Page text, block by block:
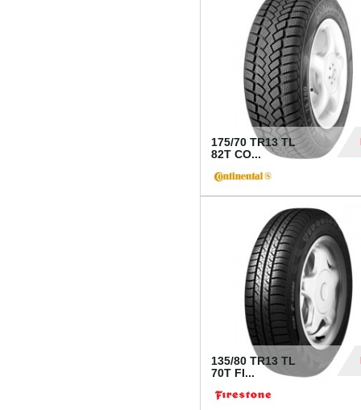
175/70 TR13 TL
82T CO...
135/80 TR13 TL
70T FI...